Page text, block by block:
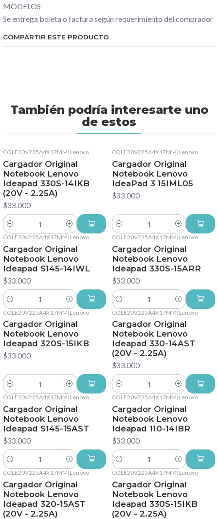
MODELOS
Se entrega boleta o factura según requerimiento del comprador
COMPARTIR ESTE PRODUCTO
También podría interesarte uno
de estos
COLE20V225A4X17MM |Lenovo
Cargador Original
Notebook Lenovo
Ideapad 330S-14IKB
(20V - 2.25A)
$33.000
Cantidad
COLE20V225A4X17MM |Lenovo
Cargador Original
Notebook Lenovo
IdeaPad 3 15IML05
$33.000
Cantidad
COLE20V225A4X17MM |Lenovo
Cargador Original
Notebook Lenovo
Ideapad S145-14IWL
$33.000
Cantidad
COLE20V225A4X17MM |Lenovo
Cargador Original
Notebook Lenovo
Ideapad 330S-15ARR
$33.000
Cantidad
COLE20V225A4X17MM |Lenovo
Cargador Original
Notebook Lenovo
Ideapad 320S-15IKB
$33.000
Cantidad
COLE20V225A4X17MM |Lenovo
Cargador Original
Notebook Lenovo
Ideapad 330-14AST
(20V - 2.25A)
$33.000
Cantidad
COLE20V225A4X17MM |Lenovo
Cargador Original
Notebook Lenovo
Ideapad S145-15AST
$33.000
Cantidad
COLE20V225A4X17MM |Lenovo
Cargador Original
Notebook Lenovo
Ideapad 110-14IBR
$33.000
Cantidad
COLE20V225A4X17MM |Lenovo
Cargador Original
Notebook Lenovo
Ideapad 320-15AST
(20V - 2.25A)
COLE20V225A4X17MM |Lenovo
Cargador Original
Notebook Lenovo
Ideapad 330S-15IKB
(20V - 2.25A)